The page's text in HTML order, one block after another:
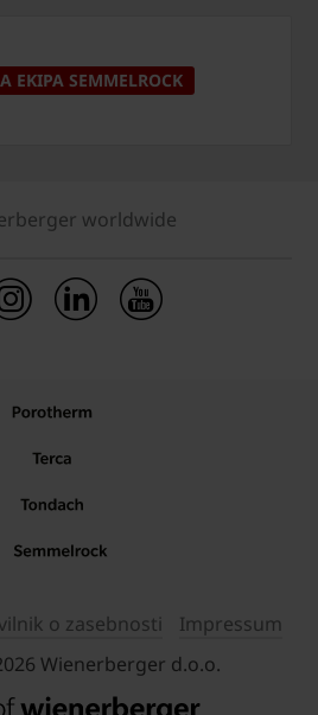
EKIPA SEMMELROCK
worldwide
o zasebnosti
Impressum
Wienerberger d.o.o.